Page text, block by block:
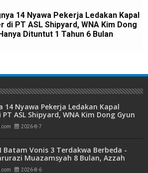
14 Nyawa Pekerja Ledakan Kapal
di PT ASL Shipyard, WNA Kim Dong
Dituntut 1 Tahun 6 Bulan
14 Nyawa Pekerja Ledakan Kapal
ASL Shipyard, WNA Kim Dong Gyun
1 Tahun 6 Bulan
2026-8-7
Batam Vonis 3 Terdakwa Berbeda -
Muazamsyah 8 Bulan, Azzah
Risma Divonis 2 Tahun 6 Bulan
2026-8-6